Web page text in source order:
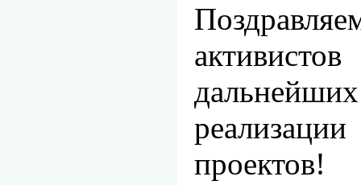
проектов!